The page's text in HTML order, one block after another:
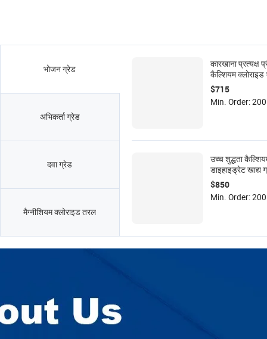
भोजन ग्रेड
अभिकर्ता ग्रेड
दवा ग्रेड
मैग्नीशियम क्लोराइड तरल
कारखाना प्रत्यक्ष
कैल्शियम
और
डाइहाइड्रेट
$715
Min. Order:
उच्च शुद्धता
डाइहाइड्रेट खाद्य
ग्रैन्यूल्स यू एस पी
फैक्टरी पेय के लिए
$850
Min. Order: